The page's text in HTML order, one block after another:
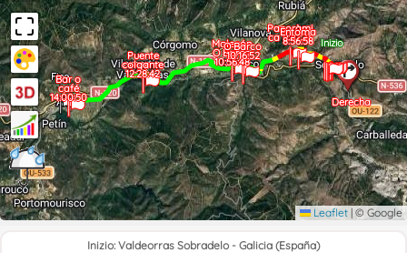
Inizio
Fine
Derecha
Entoma
8:56:58
Panoràmi
ca 9:10:23
O Barco
10:16:52
Malecón
O Barco
10:56:48
Puente
colgante
12:28:42
Bar o
café
14:00:50
Leaflet | © Google
Inizio: Valdeorras Sobradelo - Galicia (España)